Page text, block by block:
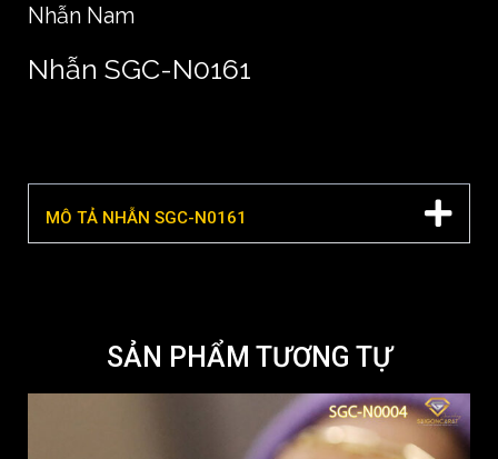
Nhẫn Nam
Nhẫn SGC-N0161
MÔ TẢ NHẪN SGC-N0161
SẢN PHẨM TƯƠNG TỰ